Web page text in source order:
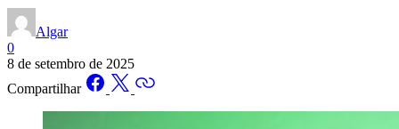
Algar
0
8 de setembro de 2025
Compartilhar